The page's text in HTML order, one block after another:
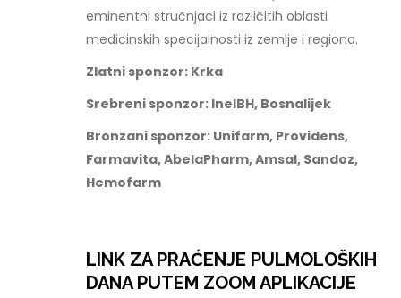
eminentni stručnjaci iz različitih oblasti
medicinskih specijalnosti iz zemlje i regiona.
Zlatni sponzor: Krka
Srebreni sponzor: InelBH, Bosnalijek
Bronzani sponzor: Unifarm, Providens,
Farmavita, AbelaPharm, Amsal, Sandoz,
Hemofarm
LINK ZA PRAĆENJE PULMOLOŠKIH
DANA PUTEM ZOOM APLIKACIJE